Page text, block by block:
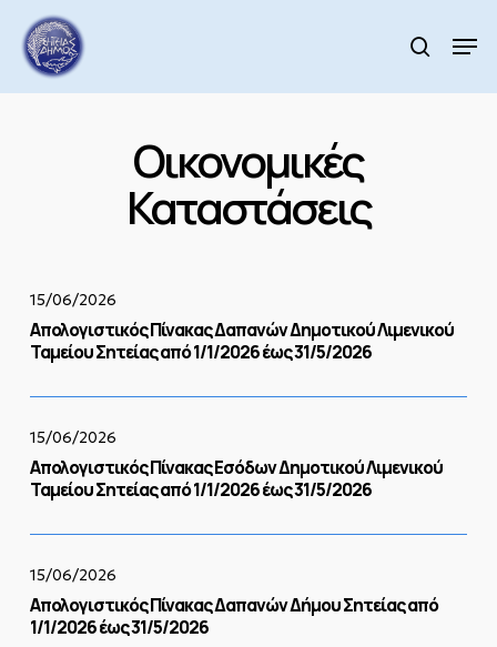
main
content
search
Οικονομικές
Καταστάσεις
Πίνακας
Δαπανών
Δημοτικού
Λιμενικού
Σητείας
από
1/1/2026
έως
31/5/2026
15/06/2026
Απολογιστικός Πίνακας Δαπανών Δημοτικού Λιμενικού
Ταμείου Σητείας από 1/1/2026 έως 31/5/2026
Πίνακας
Εσόδων
Δημοτικού
Λιμενικού
Σητείας
από
1/1/2026
έως
31/5/2026
15/06/2026
Απολογιστικός Πίνακας Εσόδων Δημοτικού Λιμενικού
Ταμείου Σητείας από 1/1/2026 έως 31/5/2026
Πίνακας
Δαπανών
Δήμου
Σητείας
15/06/2026
Απολογιστικός Πίνακας Δαπανών Δήμου Σητείας από
1/1/2026 έως 31/5/2026
Menu